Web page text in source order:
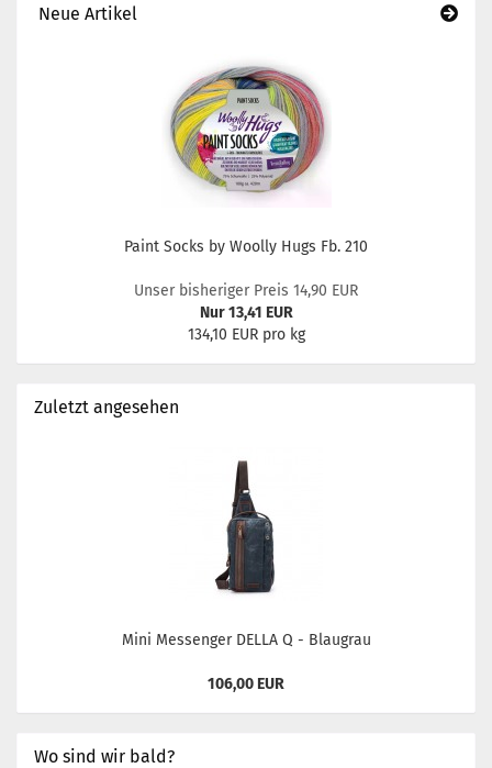
Neue Artikel
Paint Socks by Woolly Hugs Fb. 210
Unser bisheriger Preis 14,90 EUR
Nur 13,41 EUR
134,10 EUR pro kg
Zuletzt angesehen
Mini Messenger DELLA Q - Blaugrau
106,00 EUR
Wo sind wir bald?